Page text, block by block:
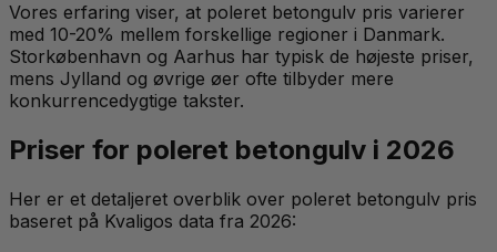
Vores erfaring viser, at poleret betongulv pris varierer
med 10-20% mellem forskellige regioner i Danmark.
Storkøbenhavn og Aarhus har typisk de højeste priser,
mens Jylland og øvrige øer ofte tilbyder mere
konkurrencedygtige takster.
Priser for poleret betongulv i 2026
Her er et detaljeret overblik over poleret betongulv pris
baseret på Kvaligos data fra 2026: